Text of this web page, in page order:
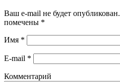
Ваш e-mail не будет опубликован.
помечены *
Имя *
E-mail *
Комментарий